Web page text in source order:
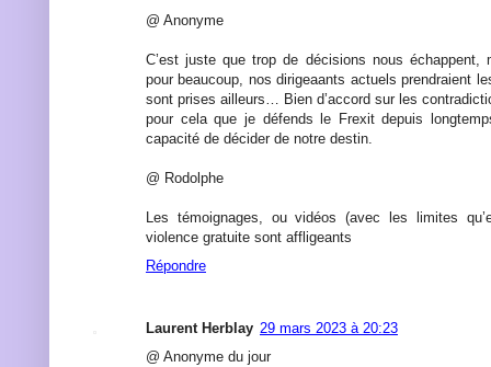
@ Anonyme
C’est juste que trop de décisions nous échappent,
pour beaucoup, nos dirigeaants actuels prendraient
sont prises ailleurs… Bien d’accord sur les
pour cela que je défends le Frexit depuis
capacité de décider de notre destin.
@ Rodolphe
Les témoignages, ou vidéos (avec les limites
violence gratuite sont affligeants
Répondre
Laurent Herblay 29 mars 2023 à 20:23
@ Anonyme du jour